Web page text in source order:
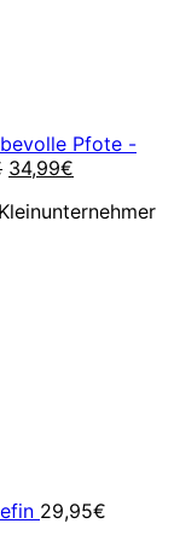
Pfote -
Ursprünglicher
war:
34,99€
ist:
29,95€